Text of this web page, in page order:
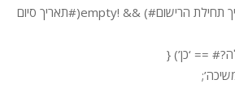
} elseif (!empty(#תאריך תחילת הרישום#) && !empty(#תאריך סיום